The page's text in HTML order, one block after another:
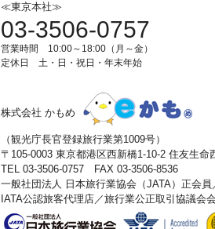
≪東京本社≫
03-3506-0757
営業時間 10:00～18:00（月～金）
定休日 土・日・祝日・年末年始
株式会社 かもめ
（観光庁長官登録旅行業第1009号）
〒105-0003 東京都港区西新橋1-10-2 住友生命
TEL 03-3506-0757 FAX 03-3506-8536
一般社団法人 日本旅行業協会（JATA）正会員
IATA公認旅客代理店／旅行業公正取引協議会